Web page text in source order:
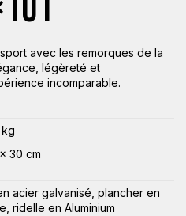
avec les remorques de la
légèreté et
incomparable.
× 30 cm
acier galvanisé, plancher en
ridelle en Aluminium